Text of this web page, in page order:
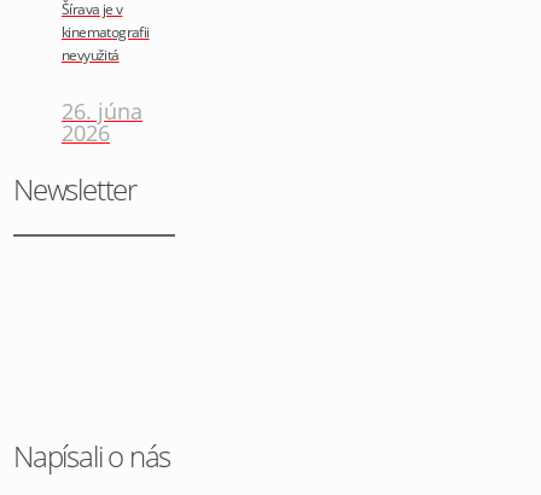
Šírava je v
kinematografii
nevyužitá
26. júna
2026
Newsletter
Napísali o nás